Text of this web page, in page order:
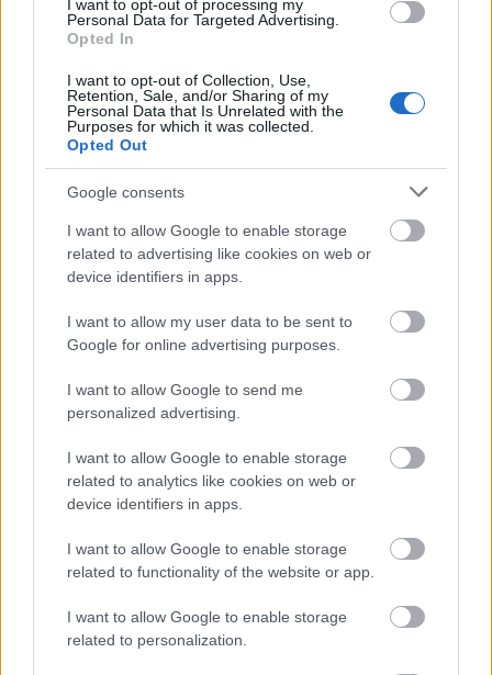
I want to opt-out of processing my
Personal Data for Targeted Advertising.
Opted In
I want to opt-out of Collection, Use,
Retention, Sale, and/or Sharing of my
Personal Data that Is Unrelated with the
Purposes for which it was collected.
Opted Out
Google consents
I want to allow Google to enable storage
related to advertising like cookies on web or
device identifiers in apps.
I want to allow my user data to be sent to
Google for online advertising purposes.
I want to allow Google to send me
personalized advertising.
I want to allow Google to enable storage
related to analytics like cookies on web or
device identifiers in apps.
I want to allow Google to enable storage
related to functionality of the website or app.
I want to allow Google to enable storage
related to personalization.
BEST OF INTERNET
Πέρα από τη Λισαβόνα: 10 μαγευτικοί προορισμοί
της Πορτογαλίας